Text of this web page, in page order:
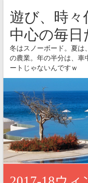
遊び、時々
中心の毎日
冬はスノーボード。夏は
の農業。年の半分は、車
ートじゃないんですｗ